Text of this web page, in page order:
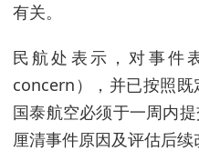
有关。
民航处表示，对事件
concern），并已按照
国泰航空必须于一周内
厘清事件原因及评估后续